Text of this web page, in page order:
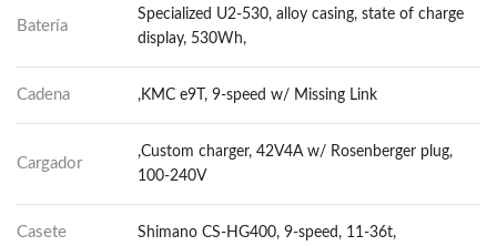
Batería
Specialized U2-530, alloy casing, state of charge
display, 530Wh,
Cadena ,KMC e9T, 9-speed w/ Missing Link
Cargador
,Custom charger, 42V4A w/ Rosenberger plug,
100-240V
Casete Shimano CS-HG400, 9-speed, 11-36t,